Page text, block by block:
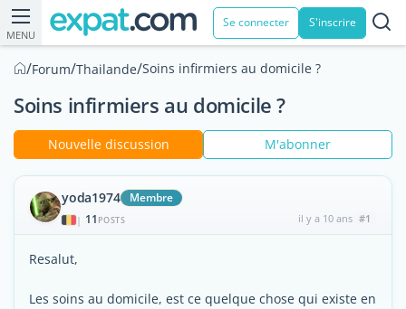
MENU
Se connecter S'inscrire
/Forum/Thailande/Soins infirmiers au domicile ?
Soins infirmiers au domicile ?
Nouvelle discussion M'abonner
yoda1974 Membre
| 11 POSTS il y a 10 ans #1
Resalut,
Les soins au domicile, est ce quelque chose qui existe en